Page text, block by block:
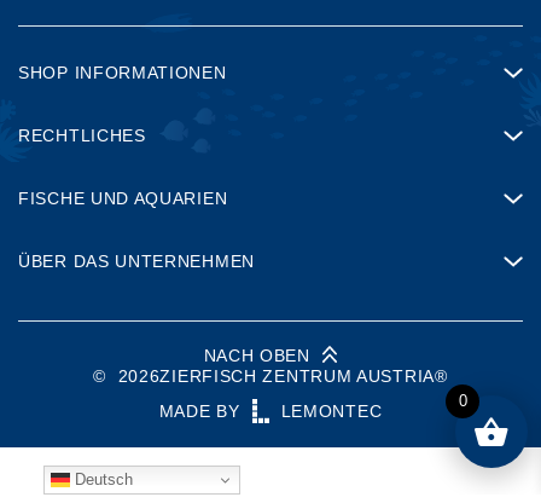
SHOP INFORMATIONEN
RECHTLICHES
FISCHE UND AQUARIEN
ÜBER DAS UNTERNEHMEN
© 2026ZIERFISCH ZENTRUM AUSTRIA®
MADE BY
LEMONTEC
NACH OBEN
Deutsch
0